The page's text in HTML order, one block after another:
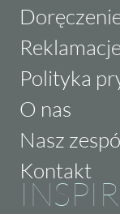
Reklamacje
Polityka
O nas
Nasz
Kontakt